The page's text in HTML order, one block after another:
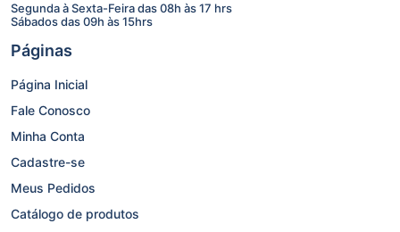
Segunda à Sexta-Feira das 08h às 17 hrs
Sábados das 09h às 15hrs
Páginas
Página Inicial
Fale Conosco
Minha Conta
Cadastre-se
Meus Pedidos
Catálogo de produtos